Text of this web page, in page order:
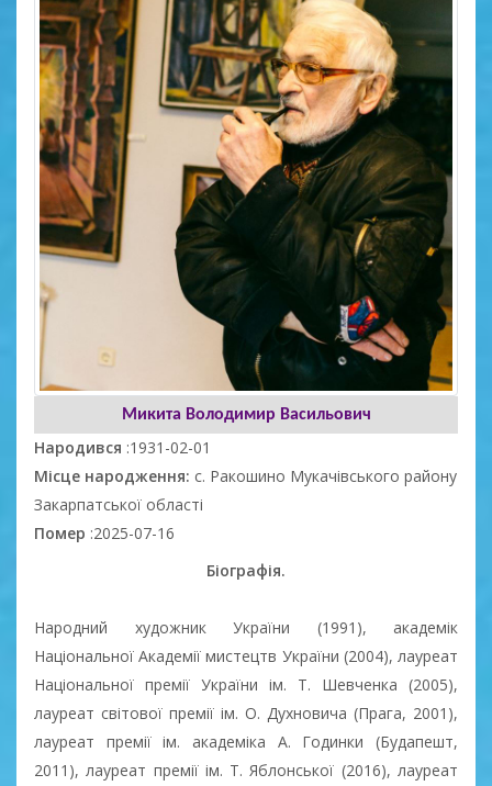
Микита Володимир Васильович
Народився :1931-02-01
Місце народження: с. Ракошино Мукачівського району
Закарпатської області
Помер :2025-07-16
Біографія.
Народний художник України (1991), академік
Національної Академії мистецтв України (2004), лауреат
Національної премії України ім. Т. Шевченка (2005),
лауреат світової премії ім. О. Духновича (Прага, 2001),
лауреат премії ім. академіка А. Годинки (Будапешт,
2011), лауреат премії ім. Т. Яблонської (2016), лауреат